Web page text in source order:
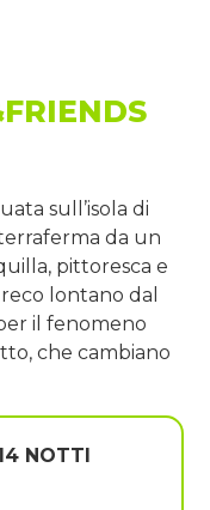
sull’isola di
da un
pittoresca e
lontano dal
il fenomeno
che cambiano
NOTTI